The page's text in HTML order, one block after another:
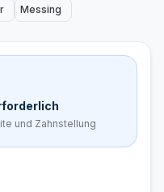
Messing
und Zahnstellung